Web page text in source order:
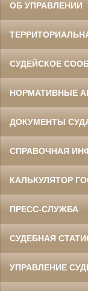
ОБ УПРАВЛЕНИИ
СУДЕЙСКОЕ
НОРМАТИВНЫЕ
ДОКУМЕНТЫ
СПРАВОЧНАЯ
КАЛЬКУЛЯТОР
ПРЕСС-СЛУЖБА
СУДЕБНАЯ
УПРАВЛЕНИЕ